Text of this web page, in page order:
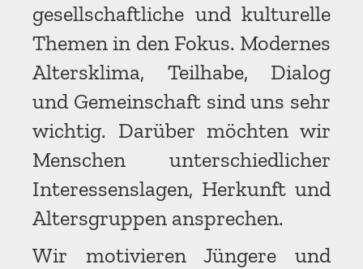
gesellschaftliche und kulturelle
Themen in den Fokus. Modernes
Altersklima, Teilhabe, Dialog
und Gemeinschaft sind uns sehr
wichtig. Darüber möchten wir
Menschen unterschiedlicher
Interessenslagen, Herkunft und
Altersgruppen ansprechen.
Wir motivieren Jüngere und